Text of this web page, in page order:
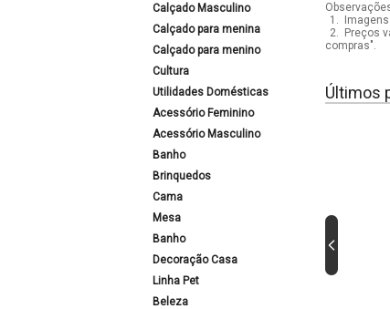
Calçado Masculino
Calçado para menina
Calçado para menino
Cultura
Utilidades Domésticas
Acessório Feminino
Acessório Masculino
Banho
Brinquedos
Cama
Mesa
Banho
Decoração Casa
Linha Pet
Beleza
1.
2.
Preços
compras".
Últimos